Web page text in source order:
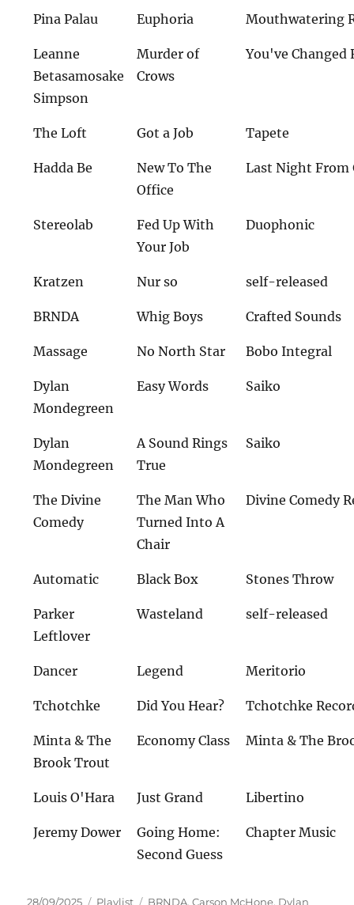
Pina Palau Euphoria Mouthwatering
Leanne
Betasamosake
Simpson
Murder of
Crows
You've Changed
The Loft Got a Job Tapete
Hadda Be
New To The
Office
Last Night From
Stereolab
Fed Up With
Your Job
Duophonic
Kratzen Nur so self-released
BRNDA Whig Boys Crafted Sounds
Massage No North Star Bobo Integral
Dylan
Mondegreen
Easy Words Saiko
Dylan
Mondegreen
A Sound Rings
True
Saiko
The Divine
Comedy
The Man Who
Turned Into A
Chair
Divine Comedy
Automatic Black Box Stones Throw
Parker
Leftlover
Wasteland self-released
Dancer Legend Meritorio
Tchotchke Did You Hear? Tchotchke
Minta & The
Brook Trout
Economy Class Minta & The
Louis O'Hara Just Grand Libertino
Jeremy Dower
Going Home:
Second Guess
Chapter Music
Veröffentlicht
28/09/2025 Kategorien
Playlist Schlagwörter
BRNDA,Carson McHone, Dylan